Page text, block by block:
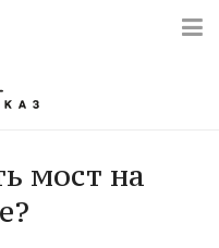
мост на